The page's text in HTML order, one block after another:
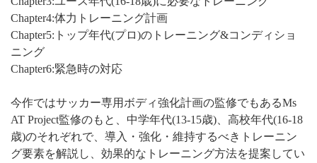
Chapter4:体力トレーニング計画
Chapter5:トップ年代(プロ)のトレーニング&コンディショ
ニング
Chapter6:緊急時の対応
今作ではサッカー専用ボディ強化計画の監修でもあるMs
AT Project監修のもと、中学年代(13-15歳)、高校年代(16-18
歳)のそれぞれで、導入・強化・維持するべきトレーニン
グ要素を解説し、効果的なトレーニング方法を提案してい